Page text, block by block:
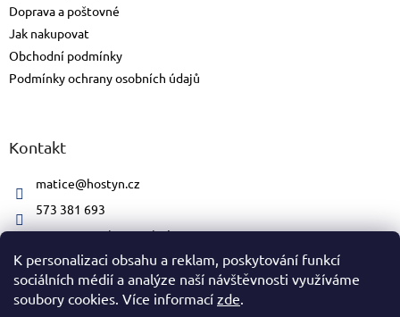
K personalizaci obsahu a reklam, poskytování funkcí
sociálních médií a analýze naší návštěvnosti využíváme
soubory cookies. Více informací zde.
Doprava a poštovné
Jak nakupovat
Obchodní podmínky
Podmínky ochrany osobních údajů
Kontakt
matice@hostyn.cz
573 381 693
matice.svatohostynska/#